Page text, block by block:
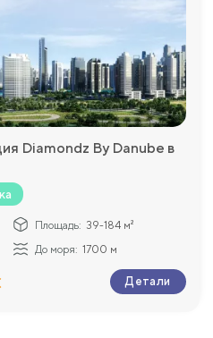
Diamondz By Danube в
Площадь: 39-184 м²
До моря: 1700 м
Детали